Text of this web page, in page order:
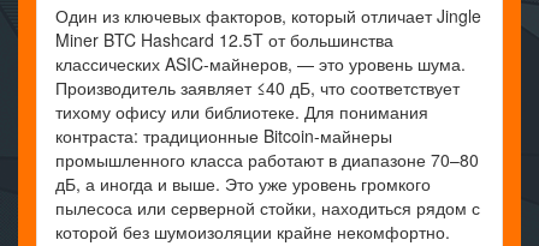
Один из ключевых факторов, который отличает Jingle
Miner BTC Hashcard 12.5T от большинства
классических ASIC-майнеров, — это уровень шума.
Производитель заявляет ≤40 дБ, что соответствует
тихому офису или библиотеке. Для понимания
контраста: традиционные Bitcoin-майнеры
промышленного класса работают в диапазоне 70–80
дБ, а иногда и выше. Это уже уровень громкого
пылесоса или серверной стойки, находиться рядом с
которой без шумоизоляции крайне некомфортно.